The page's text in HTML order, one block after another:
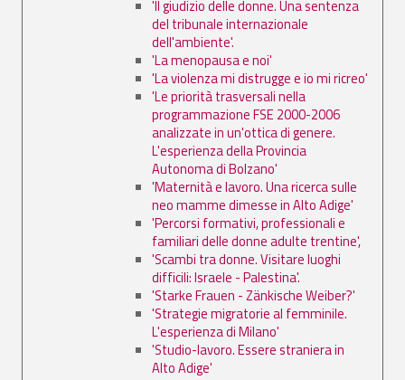
'Il giudizio delle donne. Una sentenza
del tribunale internazionale
dell'ambiente'.
'La menopausa e noi'
'La violenza mi distrugge e io mi ricreo'
'Le priorità trasversali nella
programmazione FSE 2000-2006
analizzate in un'ottica di genere.
L'esperienza della Provincia
Autonoma di Bolzano'
'Maternità e lavoro. Una ricerca sulle
neo mamme dimesse in Alto Adige'
'Percorsi formativi, professionali e
familiari delle donne adulte trentine',
'Scambi tra donne. Visitare luoghi
difficili: Israele - Palestina'.
'Starke Frauen - Zänkische Weiber?'
'Strategie migratorie al femminile.
L'esperienza di Milano'
'Studio-lavoro. Essere straniera in
Alto Adige'